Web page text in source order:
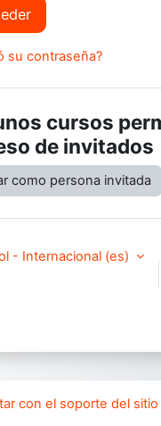
su contraseña?
cursos
de invitados
como persona invitada
- Internacional ‎(es)‎
con el soporte del sitio